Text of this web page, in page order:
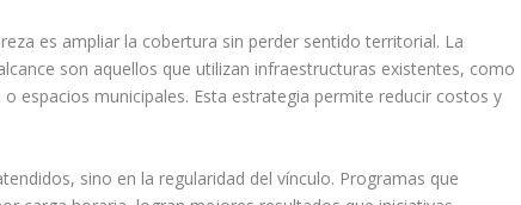
es ampliar la cobertura sin perder sentido territorial. La
son aquellos que utilizan infraestructuras existentes, como
espacios municipales. Esta estrategia permite reducir costos y
sino en la regularidad del vínculo. Programas que